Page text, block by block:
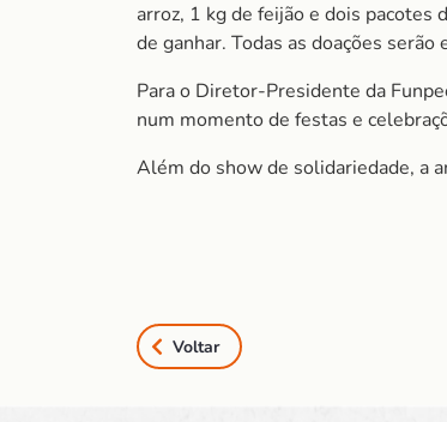
arroz, 1 kg de feijão e dois pacotes
de ganhar. Todas as doações
Para o Diretor-Presidente da
num momento de festas e
Além do show de solidariedade, a
Voltar